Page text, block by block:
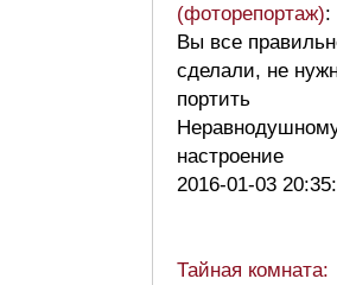
(фоторепортаж):
Вы все
сделали, не
портить
настроение
2016-01-03
Тайная комната: